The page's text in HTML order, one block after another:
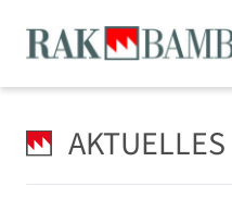
AKTUELLES